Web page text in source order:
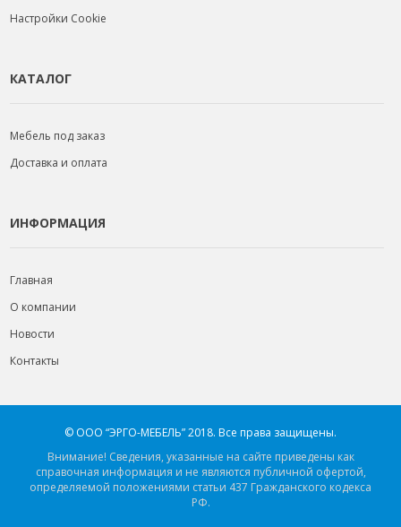
Настройки Cookie
КАТАЛОГ
Мебель под заказ
Доставка и оплата
ИНФОРМАЦИЯ
Главная
О компании
Новости
Контакты
© ООО “ЭРГО-МЕБЕЛЬ” 2018. Все права защищены.
Внимание! Сведения, указанные на сайте приведены как
справочная информация и не являются публичной офертой,
определяемой положениями статьи 437 Гражданского кодекса
РФ.